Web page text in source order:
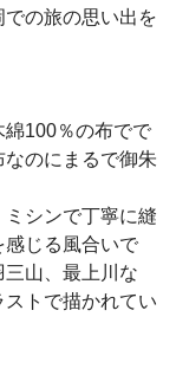
の旅の思い出を
綿100％の布でで
のにまるで御朱
シンで丁寧に縫
感じる風合いで
山、最上川な
トで描かれてい